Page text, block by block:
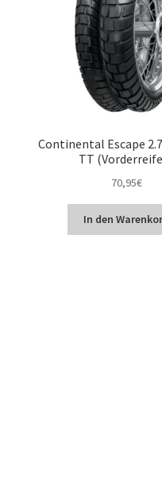
Continental Escape
TT
70,95€
In den